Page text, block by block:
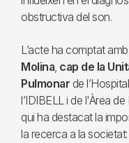
obstructiva del son.
L’acte ha comptat
Molina, cap de la
Pulmonar de
l’IDIBELL i de l'Àrea
qui ha destacat la
la recerca a la